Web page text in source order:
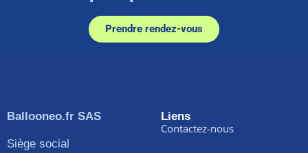
Prendre rendez-vous
Ballooneo.fr SAS
Siège social
Liens
Contactez-nous